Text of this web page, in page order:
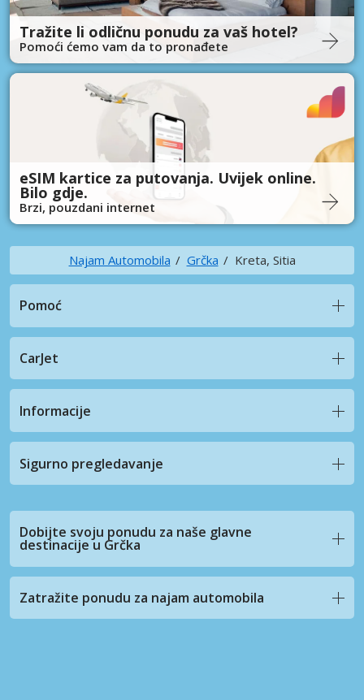
Tražite li odličnu ponudu za vaš hotel?
Pomoći ćemo vam da to pronađete
eSIM kartice za putovanja. Uvijek online.
Bilo gdje.
Brzi, pouzdani internet
Najam Automobila Grčka Kreta, Sitia
Pomoć
CarJet
Informacije
Sigurno pregledavanje
Dobijte svoju ponudu za naše glavne
destinacije u Grčka
Zatražite ponudu za najam automobila